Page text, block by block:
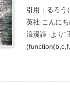
引用：るろ
英社 こんに
浪漫譚–より“